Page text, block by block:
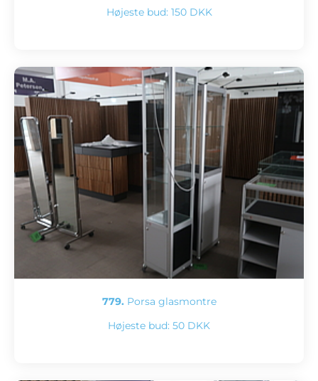
Højeste bud: 150 DKK
779. Porsa glasmontre
Højeste bud: 50 DKK